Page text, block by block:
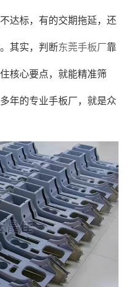
达标，有的交期拖延，还
其实，判断东莞手板厂靠
核心要点，就能精准筛
年的专业手板厂，就是众